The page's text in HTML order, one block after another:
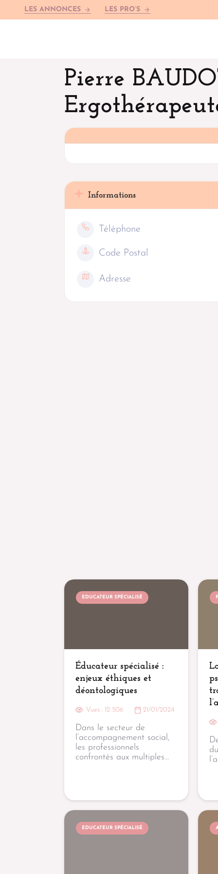
LES ANNONCES arrow_forward LES PRO’S arrow_forward
Pierre
Informations
Téléphone
Code Postal
Adresse
EDUCATEUR SPÉCIALISÉ
Éducateur spécialisé :
enjeux éthiques et
déontologiques
Vues : 12 506 21/01/2024
Dans le secteur de
l’accompagnement social,
les professionnels
confrontés aux multiples…
EDUCATEUR SPÉCIALISÉ